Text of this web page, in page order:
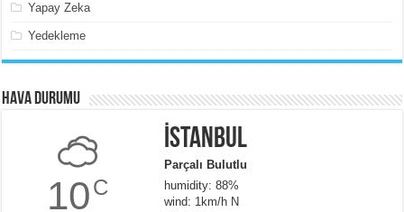
Yapay Zeka
Yedekleme
Hava Durumu
10C
İstanbul
Parçalı Bulutlu
humidity: 88%
wind: 1km/h N